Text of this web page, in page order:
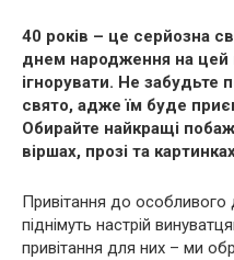
40 років – це серйозна
днем народження на
ігнорувати. Не забудьте
свято, адже їм буде
Обирайте найкращі
віршах, прозі та
Привітання до
піднімуть настрій
привітання для них – ми